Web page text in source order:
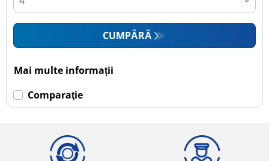
CUMPĂRĂ
Mai multe informații
Comparaţie